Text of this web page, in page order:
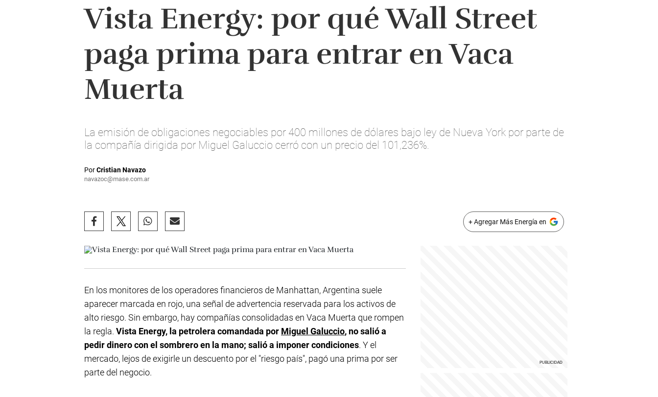
Vista Energy: por qué Wall Street
paga prima para entrar en Vaca
Muerta
La emisión de obligaciones negociables por 400 millones de dólares bajo ley de Nueva York por parte de
la compañía dirigida por Miguel Galuccio cerró con un precio del 101,236%.
PorCristian Navazo
navazoc@mase.com.ar
+ Agregar Más Energía en
En los monitores de los operadores financieros de Manhattan, Argentina suele
aparecer marcada en rojo, una señal de advertencia reservada para los activos de
alto riesgo. Sin embargo, hay compañías consolidadas en Vaca Muerta que rompen
la regla. Vista Energy, la petrolera comandada por Miguel Galuccio, no salió a
pedir dinero con el sombrero en la mano; salió a imponer condiciones. Y el
mercado, lejos de exigirle un descuento por el "riesgo país", pagó una prima por ser
parte del negocio.